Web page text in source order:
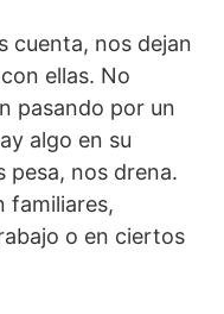
cuenta, nos dejan
ellas. No
pasando por un
algo en su
pesa, nos drena.
familiares,
o en ciertos